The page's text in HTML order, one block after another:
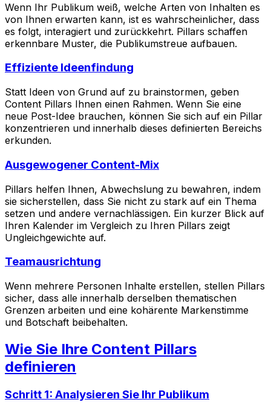
Wenn Ihr Publikum weiß, welche Arten von Inhalten es
von Ihnen erwarten kann, ist es wahrscheinlicher, dass
es folgt, interagiert und zurückkehrt. Pillars schaffen
erkennbare Muster, die Publikumstreue aufbauen.
Effiziente Ideenfindung
Statt Ideen von Grund auf zu brainstormen, geben
Content Pillars Ihnen einen Rahmen. Wenn Sie eine
neue Post-Idee brauchen, können Sie sich auf ein Pillar
konzentrieren und innerhalb dieses definierten Bereichs
erkunden.
Ausgewogener Content-Mix
Pillars helfen Ihnen, Abwechslung zu bewahren, indem
sie sicherstellen, dass Sie nicht zu stark auf ein Thema
setzen und andere vernachlässigen. Ein kurzer Blick auf
Ihren Kalender im Vergleich zu Ihren Pillars zeigt
Ungleichgewichte auf.
Teamausrichtung
Wenn mehrere Personen Inhalte erstellen, stellen Pillars
sicher, dass alle innerhalb derselben thematischen
Grenzen arbeiten und eine kohärente Markenstimme
und Botschaft beibehalten.
Wie Sie Ihre Content Pillars
definieren
Schritt 1: Analysieren Sie Ihr Publikum